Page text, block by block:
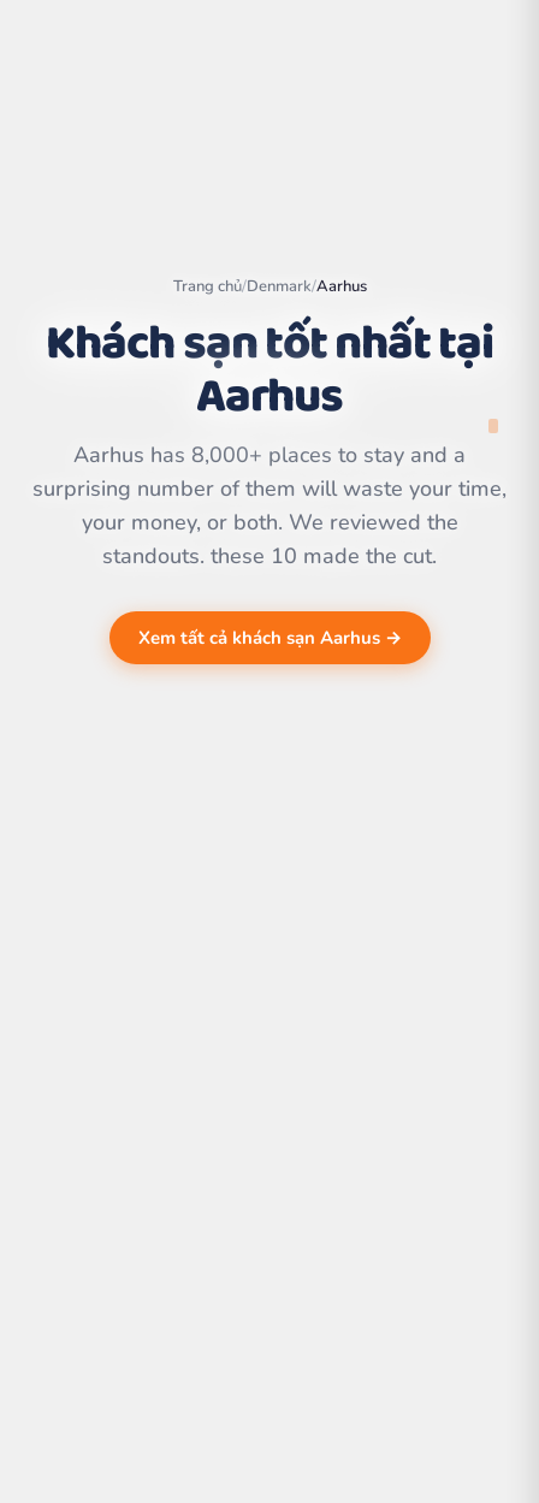
Leaflet|©
OpenStreetMap
contributors | ©
Trang chủ/Denmark/Aarhus
Khách sạn tốt nhất tại
Aarhus
Aarhus has 8,000+ places to stay and a
surprising number of them will waste your time,
your money, or both. We reviewed the
standouts. these 10 made the cut.
Xem tất cả khách sạn Aarhus →